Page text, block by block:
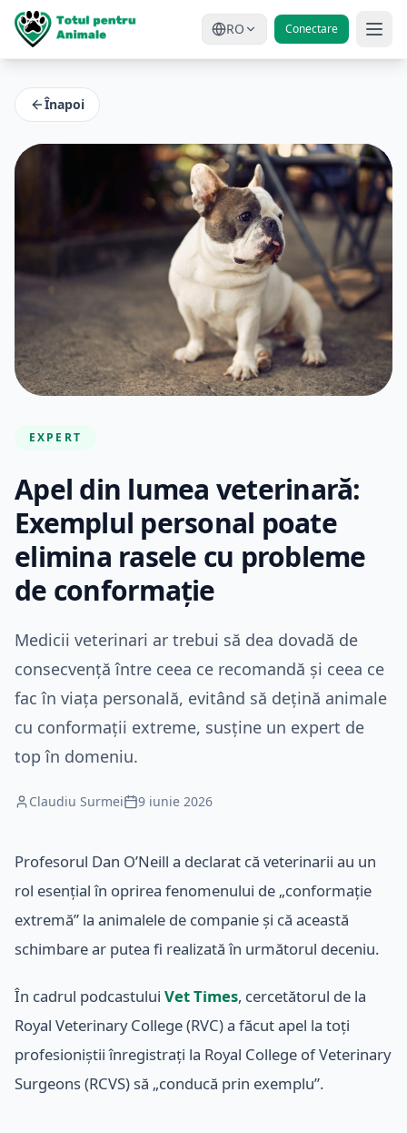
RO Conectare
Înapoi
EXPERT
Apel din lumea veterinară:
Exemplul personal poate
elimina rasele cu probleme
de conformație
Medicii veterinari ar trebui să dea dovadă de
consecvență între ceea ce recomandă și ceea ce
fac în viața personală, evitând să dețină animale
cu conformații extreme, susține un expert de
top în domeniu.
Claudiu Surmei 9 iunie 2026
Profesorul Dan O’Neill a declarat că veterinarii au un
rol esențial în oprirea fenomenului de „conformație
extremă” la animalele de companie și că această
schimbare ar putea fi realizată în următorul deceniu.
În cadrul podcastului Vet Times, cercetătorul de la
Royal Veterinary College (RVC) a făcut apel la toți
profesioniștii înregistrați la Royal College of Veterinary
Surgeons (RCVS) să „conducă prin exemplu”.